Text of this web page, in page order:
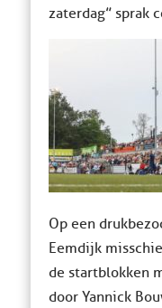
zaterdag” sprak
Op een
Eemdijk
de startblokken
door Yannick